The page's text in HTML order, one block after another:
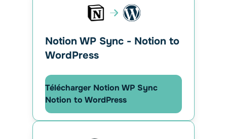
Notion WP Sync - Notion to
WordPress
Télécharger Notion WP Sync
Notion to WordPress